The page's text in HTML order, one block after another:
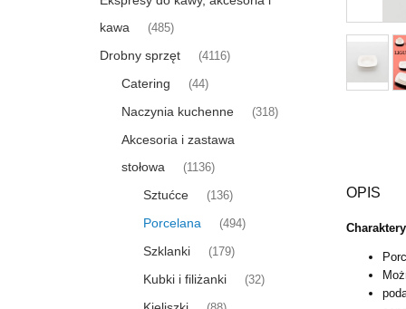
kawa
(485)
Drobny sprzęt (4116)
Catering (44)
Naczynia kuchenne (318)
Akcesoria i zastawa
stołowa
(1136)
Sztućce (136)
Porcelana (494)
Szklanki (179)
Kubki i filiżanki (32)
OPIS